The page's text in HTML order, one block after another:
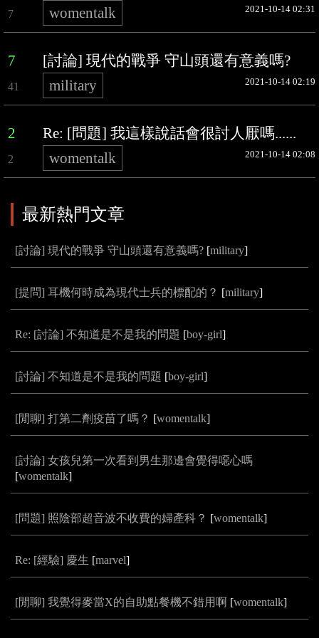
7 womentalk 2021-10-14 02:31
7 [討論] 現代的戰爭 守山頭還有意義嗎?
41 military 2021-10-14 02:19
2 Re: [問題] 我這樣說話會很討人厭嗎......
2 womentalk 2021-10-14 02:08
最新熱門文章
[討論] 現代的戰爭 守山頭還有意義嗎? [military]
[提問] 耳機何時成為現代士兵的標配的？ [military]
Re: [討論] 不知道是不是我的問題 [boy-girl]
[討論] 不知道是不是我的問題 [boy-girl]
[閒聊] 打第二劑疫苗了嗎？ [womentalk]
[討論] 女孩兒第一次看到男生那邊會覺得噁心嗎
[womentalk]
[問題] 照陰部超音波不收費的婦產科？ [womentalk]
Re: [經驗] 慶生 [marvel]
[閒聊] 我覺得麥當X的自助點餐機不錯用啊 [womentalk]